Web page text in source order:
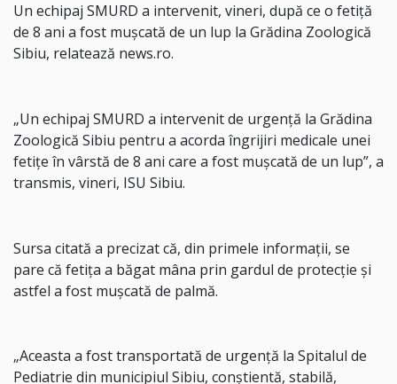
Un echipaj SMURD a intervenit, vineri, după ce o fetiţă
de 8 ani a fost muşcată de un lup la Grădina Zoologică
Sibiu, relatează news.ro.
„Un echipaj SMURD a intervenit de urgenţă la Grădina
Zoologică Sibiu pentru a acorda îngrijiri medicale unei
fetiţe în vârstă de 8 ani care a fost muşcată de un lup”, a
transmis, vineri, ISU Sibiu.
Sursa citată a precizat că, din primele informaţii, se
pare că fetiţa a băgat mâna prin gardul de protecţie şi
astfel a fost muşcată de palmă.
„Aceasta a fost transportată de urgenţă la Spitalul de
Pediatrie din municipiul Sibiu, conştientă, stabilă,